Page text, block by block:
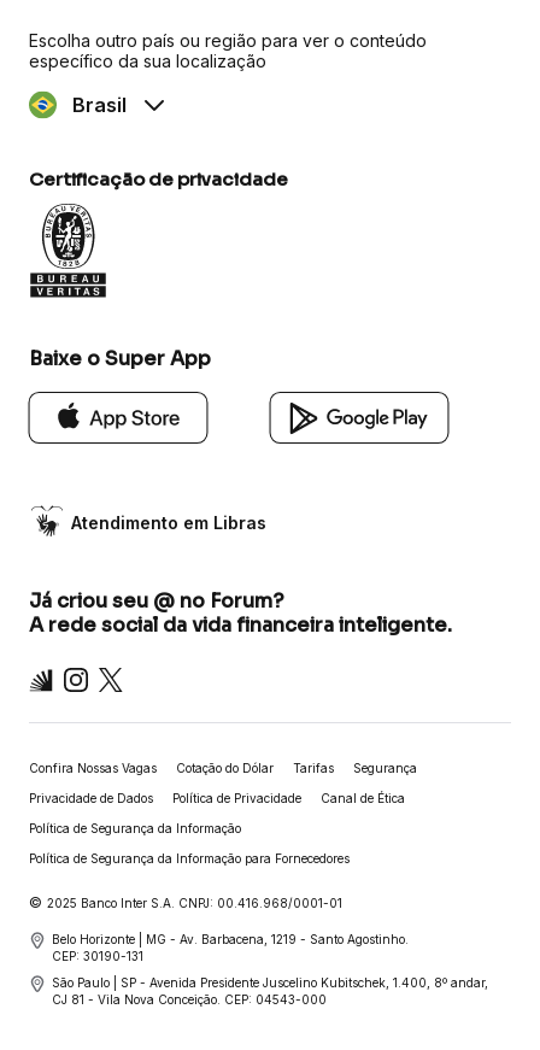
Escolha outro país ou região para ver o conteúdo
específico da sua localização
Brasil
Certificação de privacidade
Baixe o Super App
Atendimento em Libras
Já criou seu @ no Forum?
A rede social da vida financeira inteligente.
Inter Instagram
X
Confira Nossas Vagas Cotação do Dólar Tarifas Segurança
Privacidade de Dados Política de Privacidade Canal de Ética
Política de Segurança da Informação
Política de Segurança da Informação para Fornecedores
© 2025 Banco Inter S.A. CNPJ: 00.416.968/0001-01
Belo Horizonte | MG - Av. Barbacena, 1219 - Santo Agostinho.
CEP: 30190-131
São Paulo | SP - Avenida Presidente Juscelino Kubitschek, 1.400, 8º andar,
CJ 81 - Vila Nova Conceição. CEP: 04543-000